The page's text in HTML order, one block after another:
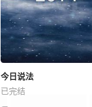
今日说法
已完结